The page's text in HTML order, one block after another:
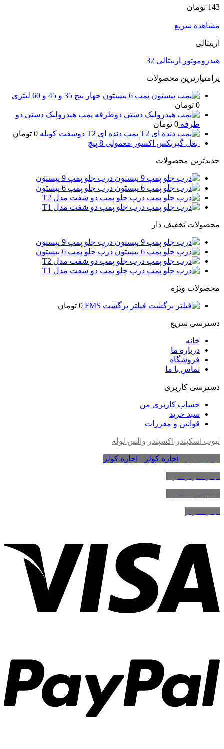
143 تومان
مشاهده سریع
اربیتالی
هیدروموتور اربیتالی 32
پرامتیازترین محصولات
پمپ 6 پیستون چهار پیچ 35 و 45 و 60 لیتری
0 تومان
پمپ هیدرولیک دستی دو
طرفه 0 تومان
پمپ دنده ای T2 دوشفت کوبله
0 تومان
بغل گیربکس اکسور معمولی 8 پیچ
جدیدترین محصولات
درب جلو پمپ 9 پیستون
درب جلو پمپ 6 پیستون
درب جلو پمپ دو شفت مدل T2
درب جلو پمپ دو شفت مدل T1
محصولات تخفیف دار
درب جلو پمپ 9 پیستون
درب جلو پمپ 6 پیستون
درب جلو پمپ دو شفت مدل T2
درب جلو پمپ دو شفت مدل T1
محصولات ویژه
فیلتر برگشت FMS 0 تومان
دسترسی سریع
خانه
درباره ما
فروشگاه
تماس با ما
دسترسی کاربری
حساب کاربری من
سبد خرید
قوانین و مقررات
تیوب اسکپندر اکسپندر والس لوله
اجاره کولر اجاره کولر